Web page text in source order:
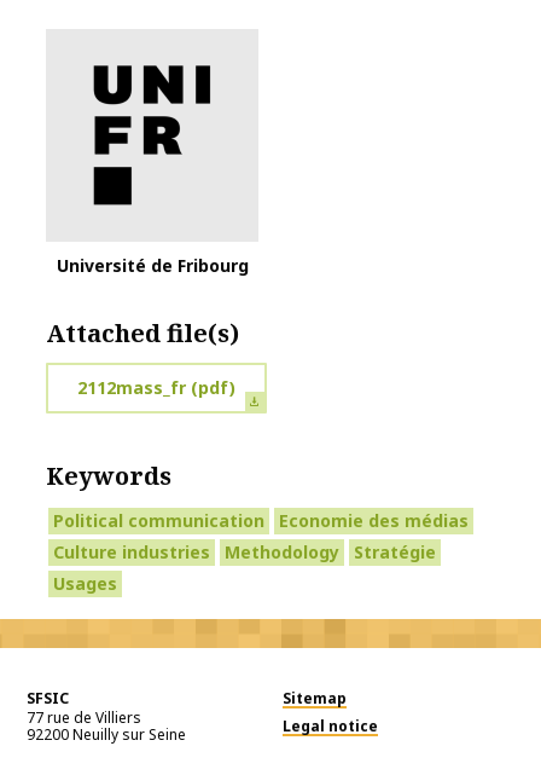
Logo Université Fribourg Suisse
Université de Fribourg
Attached file(s)
2112mass_fr (pdf)
Keywords
Political communication
Economie des médias
Culture industries
Methodology
Stratégie
Usages
SFSIC
77 rue de Villiers
92200Neuilly sur Seine
Sitemap
Legal notice